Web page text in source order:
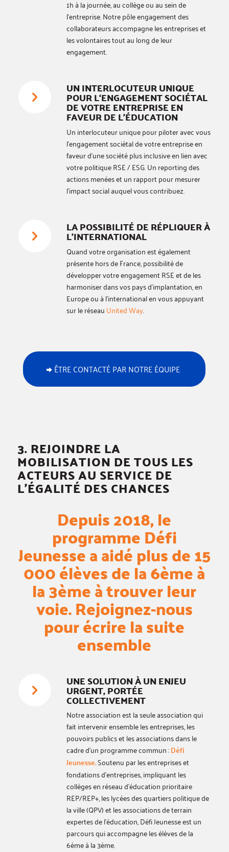
1h à la journée, au collège ou au sein de
l’entreprise. Notre pôle engagement des
collaborateurs accompagne les entreprises et
les volontaires tout au long de leur
engagement.
UN INTERLOCUTEUR UNIQUE
POUR L‘ENGAGEMENT SOCIÉTAL
DE VOTRE ENTREPRISE EN
FAVEUR DE L’ÉDUCATION
Un interlocuteur unique pour piloter avec vous
l’engagement sociétal de votre entreprise en
faveur d’une société plus inclusive en lien avec
votre politique RSE / ESG. Un reporting des
actions menées et un rapport pour mesurer
l’impact social auquel vous contribuez.
LA POSSIBILITÉ DE RÉPLIQUER À
L’INTERNATIONAL
Quand votre organisation est également
présente hors de France, possibilité de
développer votre engagement RSE et de les
harmoniser dans vos pays d’implantation, en
Europe ou à l’international en vous appuyant
sur le réseau United Way.
ÊTRE CONTACTÉ PAR NOTRE ÉQUIPE
3. REJOINDRE LA
MOBILISATION DE TOUS LES
ACTEURS AU SERVICE DE
L’ÉGALITÉ DES CHANCES
Depuis 2018, le
programme Défi
Jeunesse a aidé plus de 15
000 élèves de la 6ème à
la 3ème à trouver leur
voie. Rejoignez-nous
pour écrire la suite
ensemble
UNE SOLUTION À UN ENJEU
URGENT, PORTÉE
COLLECTIVEMENT
Notre association est la seule association qui
fait intervenir ensemble les entreprises, les
pouvoirs publics et les associations dans le
cadre d’un programme commun :Défi
Jeunesse.Soutenu par les entreprises et
fondations d’entreprises, impliquant les
collèges en réseau d’éducation prioritaire
REP/REP+, les lycées des quartiers politique de
la ville (QPV) et les associations de terrain
expertes de l’éducation, Défi Jeunesse est un
parcours qui accompagne les élèves de la
6ème à la 3ème.